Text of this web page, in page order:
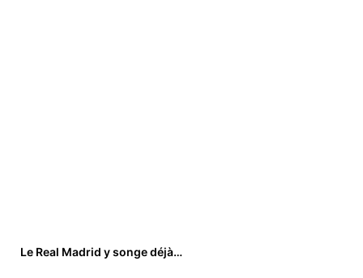
Le Real Madrid y songe déjà…